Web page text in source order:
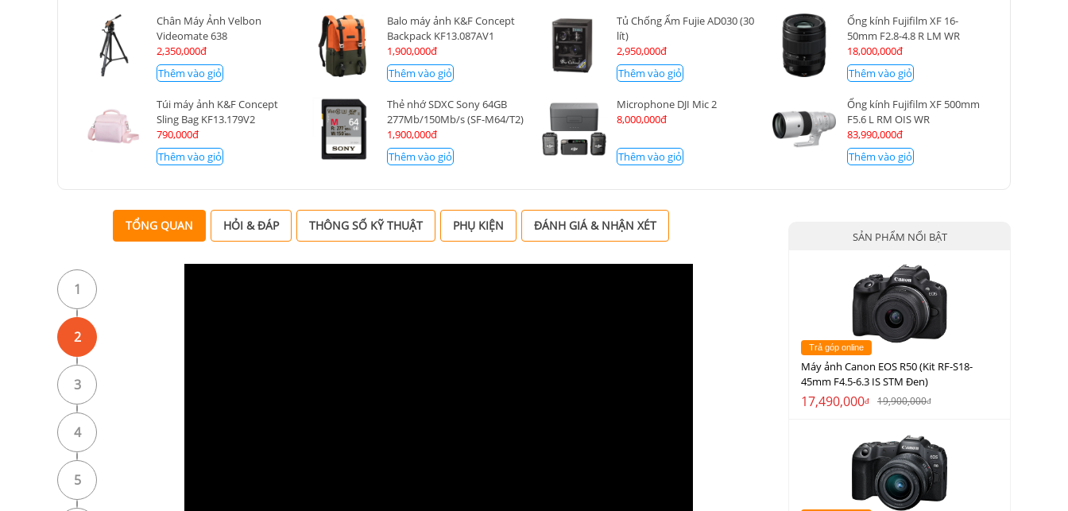
Chân Máy Ảnh Velbon
Videomate 638
2,350,000đ
Thêm vào giỏ
Balo máy ảnh K&F Concept
Backpack KF13.087AV1
1,900,000đ
Thêm vào giỏ
Tủ Chống Ẩm Fujie AD030 (30
lít)
2,950,000đ
Thêm vào giỏ
Ống kính Fujifilm XF 16-
50mm F2.8-4.8 R LM WR
18,000,000đ
Thêm vào giỏ
Túi máy ảnh K&F Concept
Sling Bag KF13.179V2
790,000đ
Thêm vào giỏ
Thẻ nhớ SDXC Sony 64GB
277Mb/150Mb/s (SF-M64/T2)
1,900,000đ
Thêm vào giỏ
Microphone DJI Mic 2
8,000,000đ
Thêm vào giỏ
Ống kính Fujifilm XF 500mm
F5.6 L RM OIS WR
83,990,000đ
Thêm vào giỏ
1
2
3
4
5
TỔNG QUAN HỎI & ĐÁP THÔNG SỐ KỸ THUẬT PHỤ KIỆN ĐÁNH GIÁ & NHẬN XÉT
SẢN PHẨM NỔI BẬT
Trả góp online
Máy ảnh Canon EOS R50 (Kit RF-S18-
45mm F4.5-6.3 IS STM Đen)
17,490,000đ 19,900,000đ